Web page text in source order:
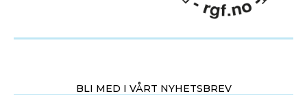
BLI MED I VÅRT NYHETSBREV